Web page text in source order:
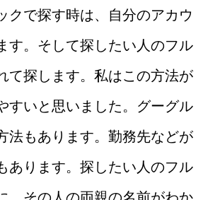
クで探す時は、自分のアカウ
す。そして探したい人のフル
て探します。私はこの方法が
すいと思いました。グーグル
法もあります。勤務先などが
あります。探したい人のフル